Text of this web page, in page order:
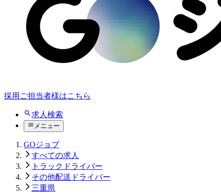
採用ご担当者様はこちら
求人検索
メニュー
GOジョブ
すべての求人
トラックドライバー
その他配送ドライバー
三重県